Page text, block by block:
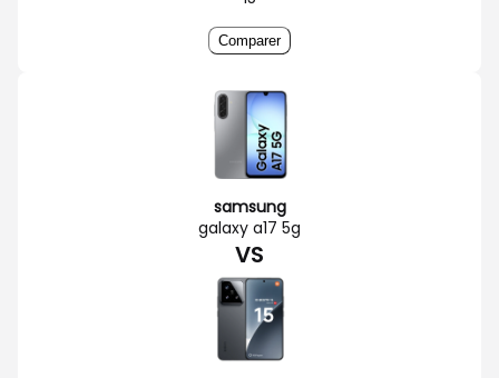
Comparer
samsung
galaxy a17 5g
VS